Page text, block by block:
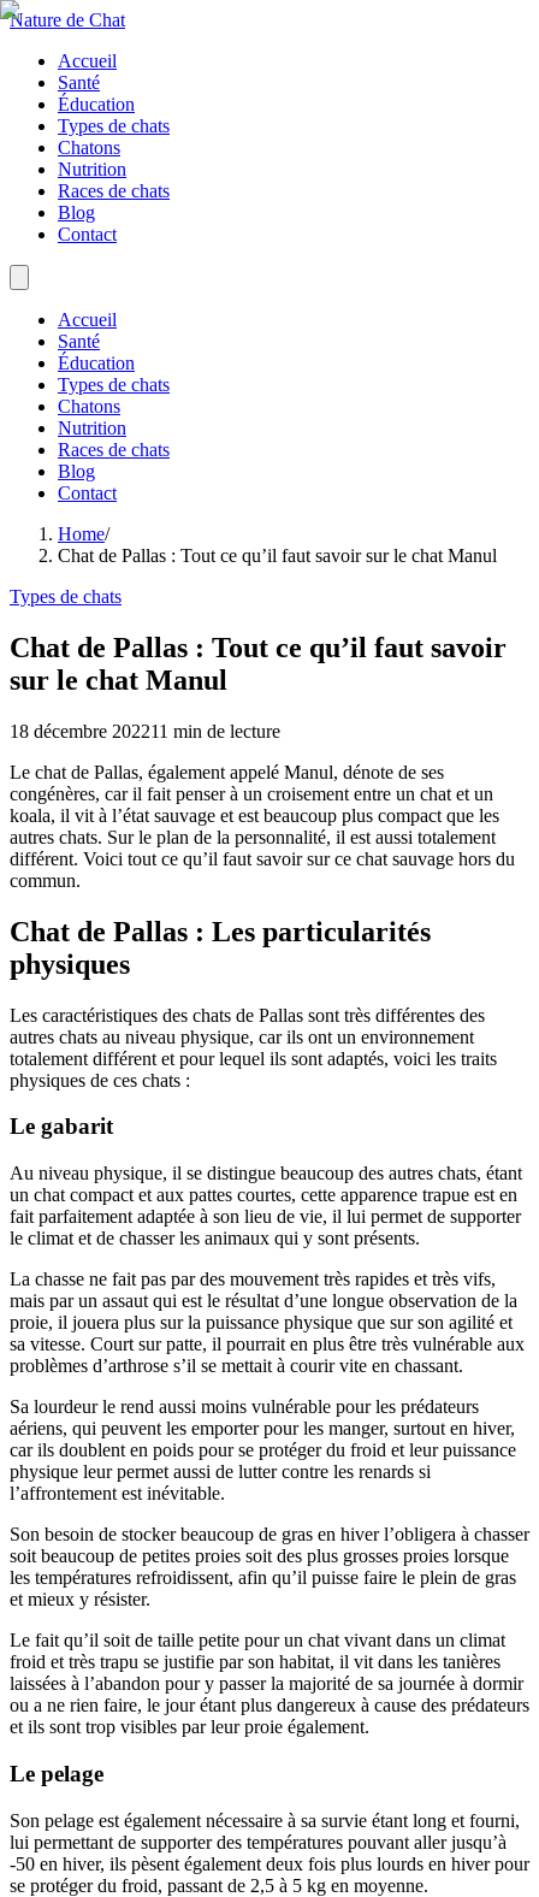
Nature de Chat
Accueil
Santé
Éducation
Types de chats
Chatons
Nutrition
Races de chats
Blog
Contact
Accueil
Santé
Éducation
Types de chats
Chatons
Nutrition
Races de chats
Blog
Contact
Home/
Chat de Pallas : Tout ce qu’il faut savoir sur le chat Manul
Types de chats
Chat de Pallas : Tout ce qu’il faut savoir
sur le chat Manul
18 décembre 202211 min de lecture
Le chat de Pallas, également appelé Manul, dénote de ses
congénères, car il fait penser à un croisement entre un chat et un
koala, il vit à l’état sauvage et est beaucoup plus compact que les
autres chats. Sur le plan de la personnalité, il est aussi totalement
différent. Voici tout ce qu’il faut savoir sur ce chat sauvage hors du
commun.
Chat de Pallas : Les particularités
physiques
Les caractéristiques des chats de Pallas sont très différentes des
autres chats au niveau physique, car ils ont un environnement
totalement différent et pour lequel ils sont adaptés, voici les traits
physiques de ces chats :
Le gabarit
Au niveau physique, il se distingue beaucoup des autres chats, étant
un chat compact et aux pattes courtes, cette apparence trapue est en
fait parfaitement adaptée à son lieu de vie, il lui permet de supporter
le climat et de chasser les animaux qui y sont présents.
La chasse ne fait pas par des mouvement très rapides et très vifs,
mais par un assaut qui est le résultat d’une longue observation de la
proie, il jouera plus sur la puissance physique que sur son agilité et
sa vitesse. Court sur patte, il pourrait en plus être très vulnérable aux
problèmes d’arthrose s’il se mettait à courir vite en chassant.
Sa lourdeur le rend aussi moins vulnérable pour les prédateurs
aériens, qui peuvent les emporter pour les manger, surtout en hiver,
car ils doublent en poids pour se protéger du froid et leur puissance
physique leur permet aussi de lutter contre les renards si
l’affrontement est inévitable.
Son besoin de stocker beaucoup de gras en hiver l’obligera à chasser
soit beaucoup de petites proies soit des plus grosses proies lorsque
les températures refroidissent, afin qu’il puisse faire le plein de gras
et mieux y résister.
Le fait qu’il soit de taille petite pour un chat vivant dans un climat
froid et très trapu se justifie par son habitat, il vit dans les tanières
laissées à l’abandon pour y passer la majorité de sa journée à dormir
ou a ne rien faire, le jour étant plus dangereux à cause des prédateurs
et ils sont trop visibles par leur proie également.
Le pelage
Son pelage est également nécessaire à sa survie étant long et fourni,
lui permettant de supporter des températures pouvant aller jusqu’à
-50 en hiver, ils pèsent également deux fois plus lourds en hiver pour
se protéger du froid, passant de 2,5 à 5 kg en moyenne.